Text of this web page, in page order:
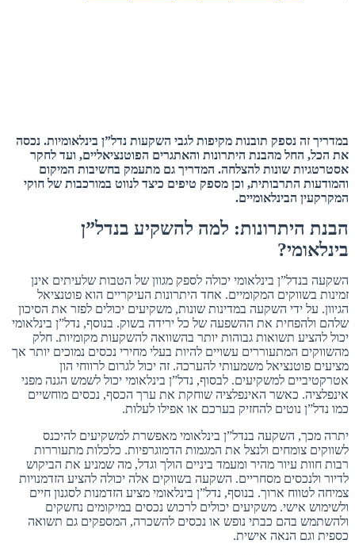
במדריך זה נספק תובנות מקיפות לגבי השקעות נדל”ן בינלאומיות. נכסה
את הכל, החל מהבנת היתרונות והאתגרים הפוטנציאליים, ועד לחקר
אסטרטגיות שונות להצלחה. המדריך גם מתעמק בחשיבות המיקום
והמודעות התרבותית, וכן מספק טיפים כיצד לנווט במורכבות של חוקי
המקרקעין הבינלאומיים.
הבנת היתרונות: למה להשקיע בנדל”ן
בינלאומי?
השקעה בנדל”ן בינלאומי יכולה לספק מגוון של הטבות שלעיתים אינן
זמינות בשווקים המקומיים. אחד היתרונות העיקריים הוא פוטנציאל
הגיוון. על ידי השקעה במדינות שונות, משקיעים יכולים לפזר את הסיכון
שלהם ולהפחית את ההשפעה של כל ירידה בשוק. בנוסף, נדל”ן בינלאומי
יכול להציע תשואות גבוהות יותר בהשוואה להשקעות מקומיות. חלק
מהשווקים המתעוררים עשויים להיות בעלי מחירי נכסים נמוכים יותר אך
מציעים פוטנציאל משמעותי להערכה. זה יכול לגרום לרווחי הון
אטרקטיביים למשקיעים. לבסוף, נדל”ן בינלאומי יכול לשמש הגנה מפני
אינפלציה. כאשר האינפלציה שוחקת את ערך הכסף, נכסים מוחשיים
כמו נדל”ן נוטים להחזיק בערכם או אפילו לעלות.
יתרה מכך, השקעה בנדל”ן בינלאומי מאפשרת למשקיעים להיכנס
לשווקים צומחים ולנצל את המגמות הדמוגרפיות. כלכלות מתעוררות
רבות חוות עיור מהיר ומעמד ביניים הולך וגדל, מה שמניע את הביקוש
לדיור ולנכסים מסחריים. השקעה בשווקים אלה יכולה להציע הזדמנויות
צמיחה לטווח ארוך. בנוסף, נדל”ן בינלאומי מציע הזדמנות לסגנון חיים
ולשימוש אישי. משקיעים יכולים לרכוש נכסים במיקומים נחשקים
ולהשתמש בהם כבתי נופש או נכסים להשכרה, המספקים גם תשואה
כספית וגם הנאה אישית.